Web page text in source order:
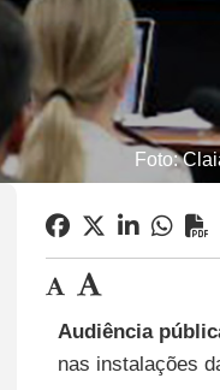
Foto:
Audiência
nas instalações